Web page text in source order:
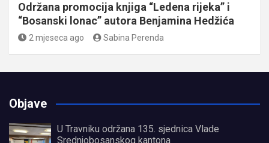
Održana promocija knjiga “Ledena rijeka” i
“Bosanski lonac” autora Benjamina Hedžića
2 mjeseca ago Sabina Perenda
Objave
U Travniku održana 135. sjednica Vlade
Srednjobosanskog kantona